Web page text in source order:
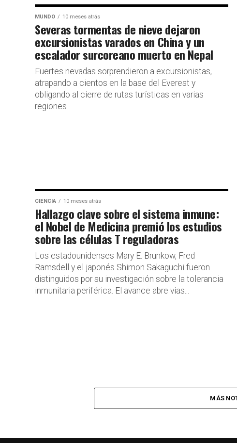
MUNDO 10 meses atrás
Severas tormentas de nieve dejaron
excursionistas varados en China y un
escalador surcoreano muerto en Nepal
Fuertes nevadas sorprendieron a excursionistas,
atrapando a cientos en la base del Everest y
obligando al cierre de rutas turísticas en varias
regiones
CIENCIA 10 meses atrás
Hallazgo clave sobre el sistema inmune:
el Nobel de Medicina premió los estudios
sobre las células T reguladoras
Los estadounidenses Mary E. Brunkow, Fred
Ramsdell y el japonés Shimon Sakaguchi fueron
distinguidos por su investigación sobre la tolerancia
inmunitaria periférica. El avance abre vías...
MÁS